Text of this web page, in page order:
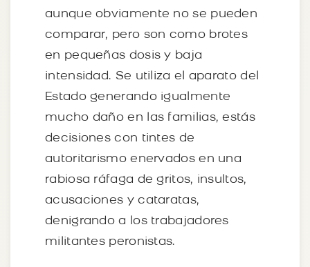
aunque obviamente no se pueden
comparar, pero son como brotes
en pequeñas dosis y baja
intensidad. Se utiliza el aparato del
Estado generando igualmente
mucho daño en las familias, estás
decisiones con tintes de
autoritarismo enervados en una
rabiosa ráfaga de gritos, insultos,
acusaciones y cataratas,
denigrando a los trabajadores
militantes peronistas.